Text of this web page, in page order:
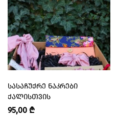
ᲡᲐᲡᲐᲩᲣᲥᲠᲔ ᲜᲐᲙᲠᲔᲑᲘ
ᲥᲐᲚᲘᲡᲗᲕᲘᲡ
95,00 ₾